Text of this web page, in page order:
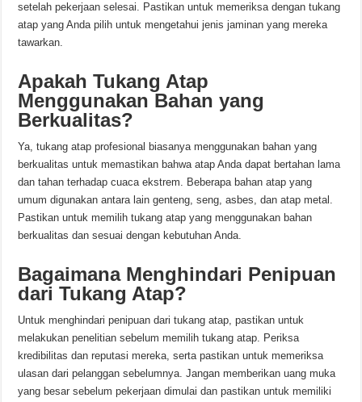
setelah pekerjaan selesai. Pastikan untuk memeriksa dengan tukang
atap yang Anda pilih untuk mengetahui jenis jaminan yang mereka
tawarkan.
Apakah Tukang Atap
Menggunakan Bahan yang
Berkualitas?
Ya, tukang atap profesional biasanya menggunakan bahan yang
berkualitas untuk memastikan bahwa atap Anda dapat bertahan lama
dan tahan terhadap cuaca ekstrem. Beberapa bahan atap yang
umum digunakan antara lain genteng, seng, asbes, dan atap metal.
Pastikan untuk memilih tukang atap yang menggunakan bahan
berkualitas dan sesuai dengan kebutuhan Anda.
Bagaimana Menghindari Penipuan
dari Tukang Atap?
Untuk menghindari penipuan dari tukang atap, pastikan untuk
melakukan penelitian sebelum memilih tukang atap. Periksa
kredibilitas dan reputasi mereka, serta pastikan untuk memeriksa
ulasan dari pelanggan sebelumnya. Jangan memberikan uang muka
yang besar sebelum pekerjaan dimulai dan pastikan untuk memiliki